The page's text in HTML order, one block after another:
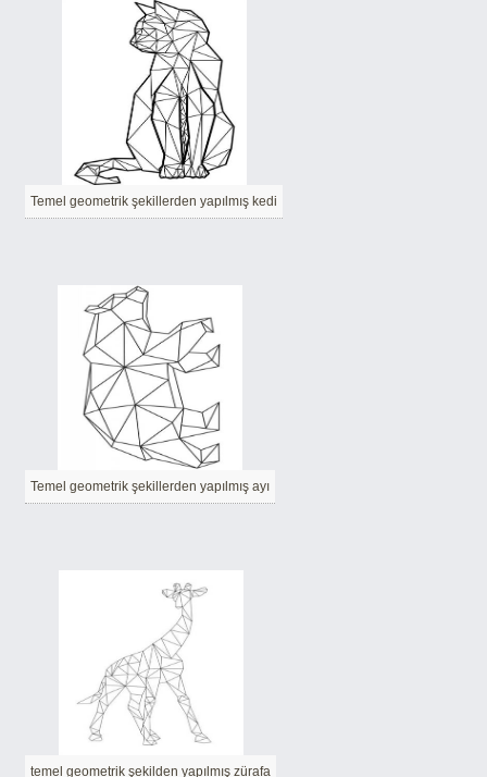
Temel geometrik şekillerden yapılmış kedi
Temel geometrik şekillerden yapılmış ayı
temel geometrik şekilden yapılmış zürafa